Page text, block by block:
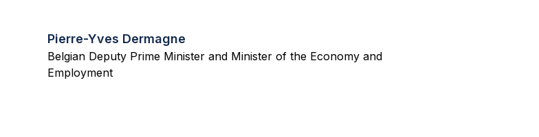
Pierre-Yves Dermagne
Belgian Deputy Prime Minister and Minister of the Economy and
Employment